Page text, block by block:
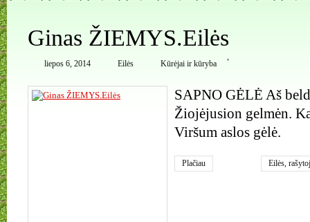
Ginas ŽIEMYS.Eilės
liepos 6, 2014 Eilės
,
Kūrėjai ir kūryba
SAPNO GĖLĖ Aš
Žiojėjusion gelmėn.
Viršum aslos gėlė.
Plačiau Eilės,